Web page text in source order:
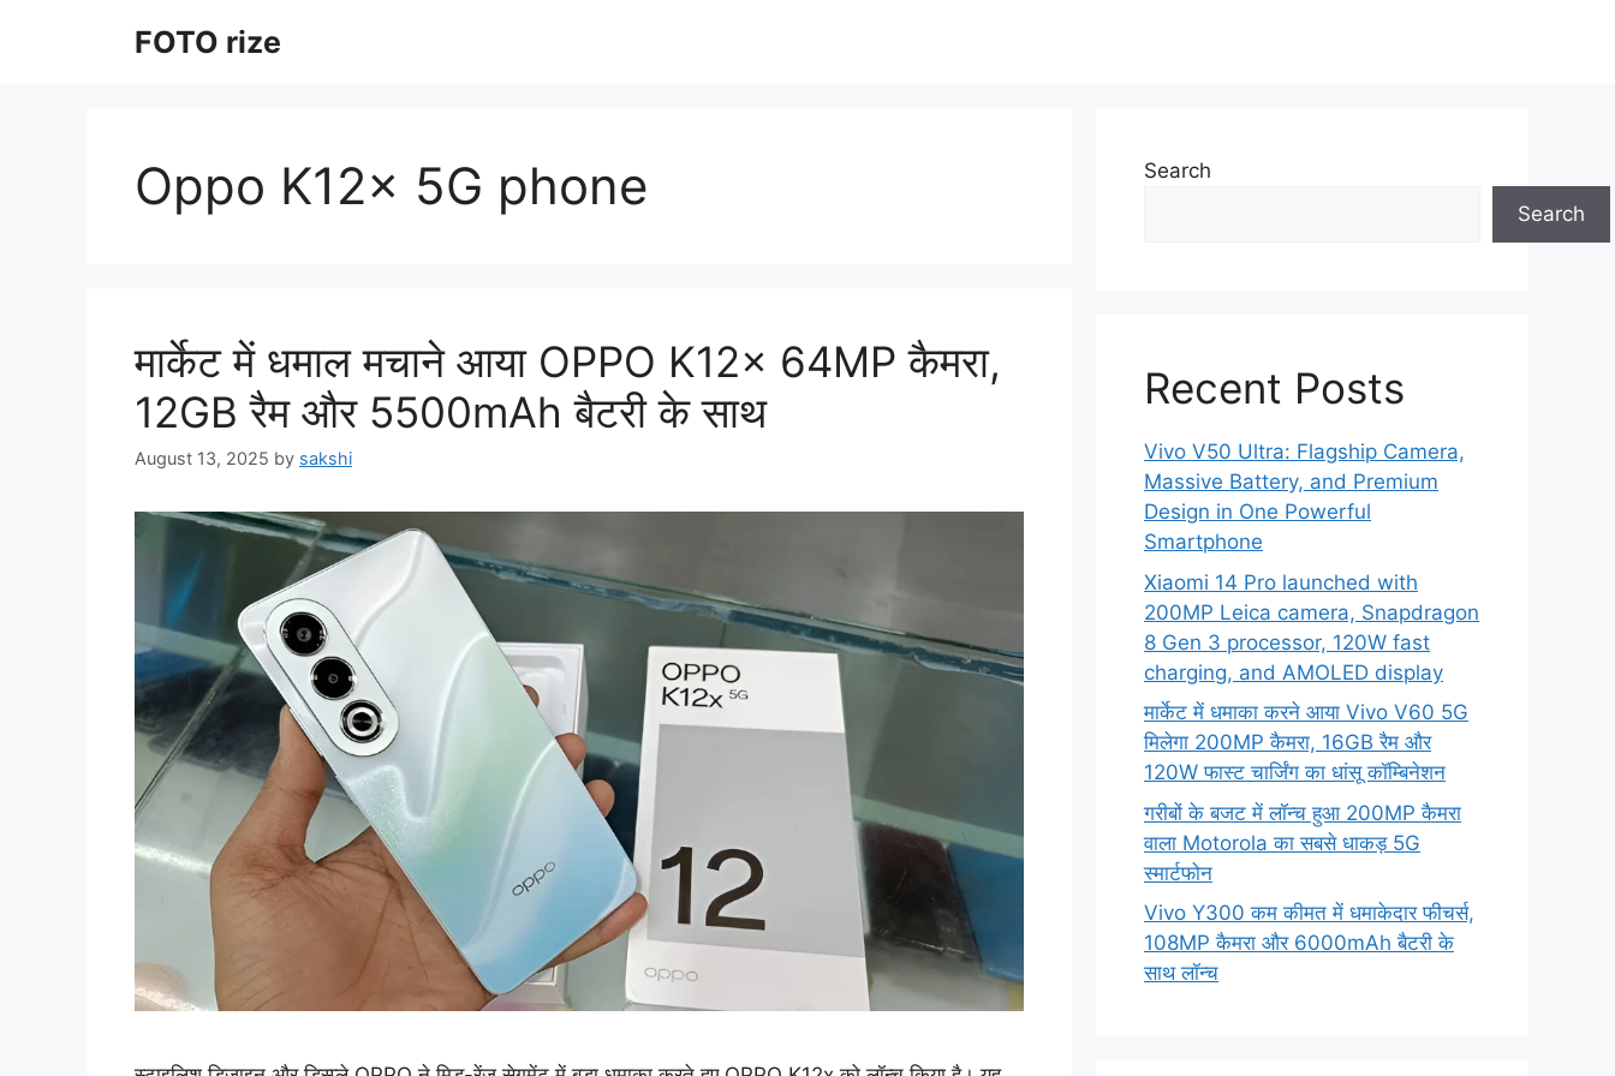
FOTO rize
Oppo K12x 5G phone
मार्केट में धमाल मचाने आया OPPO K12x 64MP कैमरा,
12GB रैम और 5500mAh बैटरी के साथ
August 13, 2025 by sakshi
Search
Search
Recent Posts
Vivo V50 Ultra: Flagship Camera,
Massive Battery, and Premium
Design in One Powerful
Smartphone
Xiaomi 14 Pro launched with
200MP Leica camera, Snapdragon
8 Gen 3 processor, 120W fast
charging, and AMOLED display
मार्केट में धमाका करने आया Vivo V60 5G
मिलेगा 200MP कैमरा, 16GB रैम और
120W फास्ट चार्जिंग का धांसू कॉम्बिनेशन
गरीबों के बजट में लॉन्च हुआ 200MP कैमरा
वाला Motorola का सबसे धाकड़ 5G
स्मार्टफोन
Vivo Y300 कम कीमत में धमाकेदार फीचर्स,
108MP कैमरा और 6000mAh बैटरी के
साथ लॉन्च